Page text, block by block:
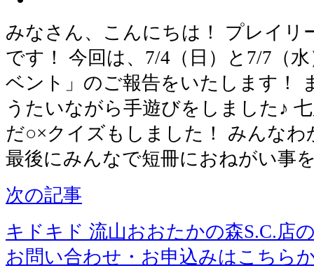
みなさん、こんにちは！ プレイリ
です！ 今回は、7/4（日）と7/7（
ベント」のご報告をいたします！
うたいながら手遊びをしました♪
だ○×クイズもしました！ みんなわ
最後にみんなで短冊におねがい事
次の記事
キドキド 流山おおたかの森S.C.店
お問い合わせ・お申込みはこちら